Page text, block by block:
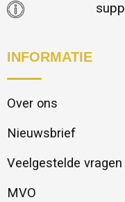
INFORMATIE
Over ons
Nieuwsbrief
Veelgestelde vragen
MVO